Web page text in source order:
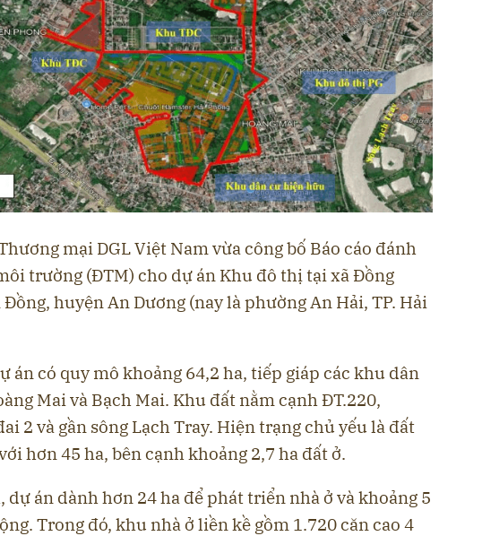
mại DGL Việt Nam vừa công bố Báo cáo đánh
trường (ĐTM) cho dự án Khu đô thị tại xã Đồng
huyện An Dương (nay là phường An Hải, TP. Hải
án có quy mô khoảng 64,2 ha, tiếp giáp các khu dân
Mai và Bạch Mai. Khu đất nằm cạnh ĐT.220,
2 và gần sông Lạch Tray. Hiện trạng chủ yếu là đất
hơn 45 ha, bên cạnh khoảng 2,7 ha đất ở.
dự án dành hơn 24 ha để phát triển nhà ở và khoảng 5
Trong đó, khu nhà ở liền kề gồm 1.720 căn cao 4